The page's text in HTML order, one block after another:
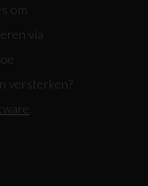
om
via
versterken?